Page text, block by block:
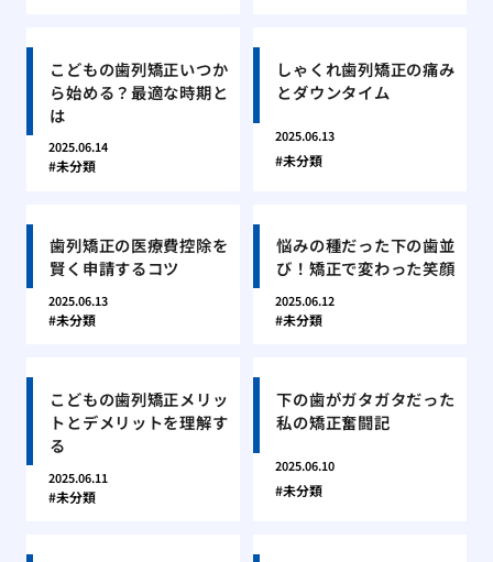
こどもの歯列矯正いつか
ら始める？最適な時期と
は
2025.06.14
未分類
しゃくれ歯列矯正の痛み
とダウンタイム
2025.06.13
未分類
歯列矯正の医療費控除を
賢く申請するコツ
2025.06.13
未分類
悩みの種だった下の歯並
び！矯正で変わった笑顔
2025.06.12
未分類
こどもの歯列矯正メリッ
トとデメリットを理解す
る
2025.06.11
未分類
下の歯がガタガタだった
私の矯正奮闘記
2025.06.10
未分類